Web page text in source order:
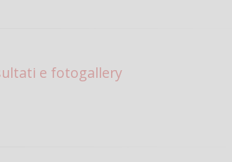
e fotogallery